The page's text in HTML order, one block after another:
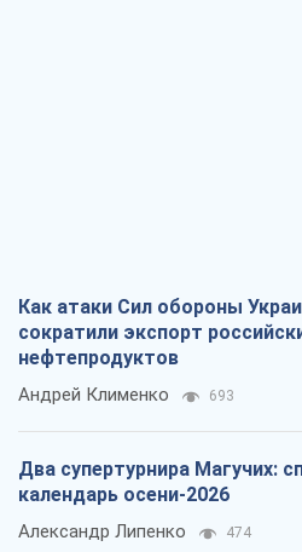
Как атаки Сил обороны
сократили экспорт
нефтепродуктов
Андрей Клименко 693
Два супертурнира Магучих:
календарь осени-2026
Александр Липенко 474